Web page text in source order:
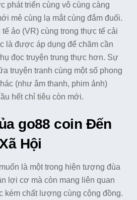
phát triển cùng vô cùng càng
mẻ cùng lạ mắt cùng đắm đuối.
ảo (VR) cùng trong thực tế cải
là được áp dụng để chăm cần
đọc truyện trung thực hơn. Sự
truyện tranh cùng một số phong
(như âm thanh, phim ảnh)
hết chỉ tiêu còn mới.
go88 coin Đến
Hội
là một trong hiện tượng đùa
lợi cơ mà còn mang liên quan
kém chất lượng cùng cộng đồng.